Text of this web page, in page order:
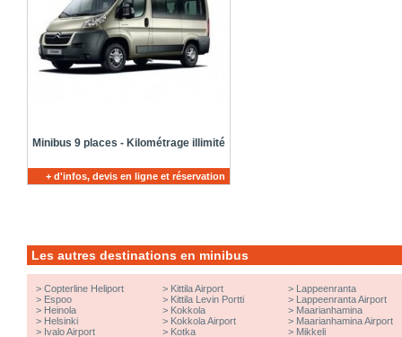
Minibus 9 places - Kilométrage illimité
+ d'infos, devis en ligne et réservation
Les autres destinations en minibus
> Copterline Heliport
> Espoo
> Heinola
> Helsinki
> Ivalo Airport
> Kittila Airport
> Kittila Levin Portti
> Kokkola
> Kokkola Airport
> Kotka
> Lappeenranta
> Lappeenranta Airport
> Maarianhamina
> Maarianhamina Airport
> Mikkeli